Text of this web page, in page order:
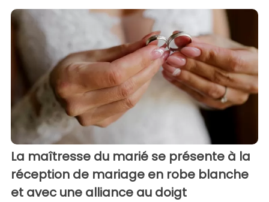
La maîtresse du marié se présente à la
réception de mariage en robe blanche
et avec une alliance au doigt